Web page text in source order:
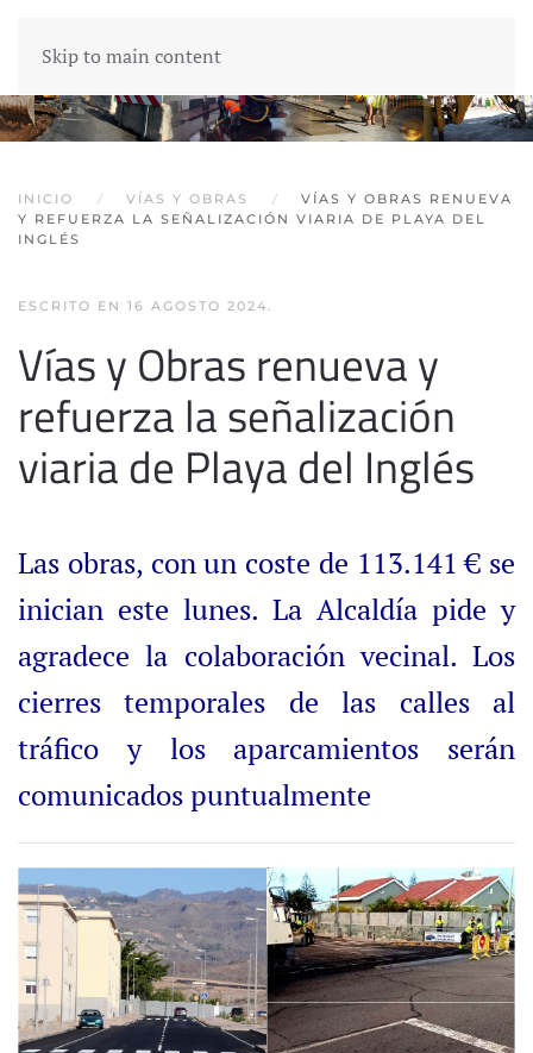
Skip to main content
INICIO VÍAS Y OBRAS
VÍAS Y OBRAS RENUEVA
Y REFUERZA LA SEÑALIZACIÓN VIARIA DE PLAYA DEL
INGLÉS
ESCRITO EN 16 AGOSTO 2024.
Vías y Obras renueva y
refuerza la señalización
viaria de Playa del Inglés
Las obras, con un coste de 113.141 € se
inician este lunes. La Alcaldía pide y
agradece la colaboración vecinal. Los
cierres temporales de las calles al
tráfico y los aparcamientos serán
comunicados puntualmente